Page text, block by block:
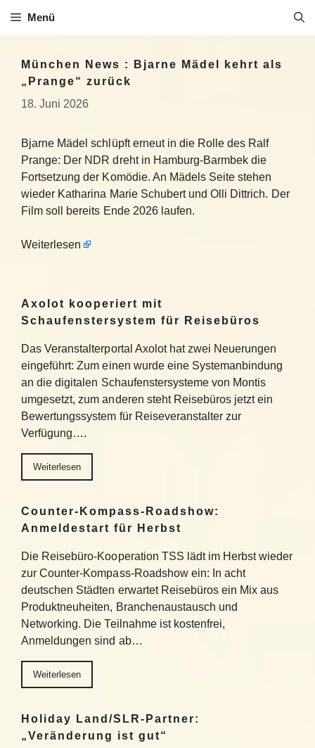
Inhalt
Menü
München News : Bjarne Mädel kehrt als
„Prange“ zurück
18. Juni 2026
Bjarne Mädel schlüpft erneut in die Rolle des Ralf
Prange: Der NDR dreht in Hamburg-Barmbek die
Fortsetzung der Komödie. An Mädels Seite stehen
wieder Katharina Marie Schubert und Olli Dittrich. Der
Film soll bereits Ende 2026 laufen.
Weiterlesen
Axolot kooperiert mit
Schaufenstersystem für Reisebüros
Das Veranstalterportal Axolot hat zwei Neuerungen
eingeführt: Zum einen wurde eine Systemanbindung
an die digitalen Schaufenstersysteme von Montis
umgesetzt, zum anderen steht Reisebüros jetzt ein
Bewertungssystem für Reiseveranstalter zur
Verfügung….
Weiterlesen
Counter-Kompass-Roadshow:
Anmeldestart für Herbst
Die Reisebüro-Kooperation TSS lädt im Herbst wieder
zur Counter-Kompass-Roadshow ein: In acht
deutschen Städten erwartet Reisebüros ein Mix aus
Produktneuheiten, Branchenaustausch und
Networking. Die Teilnahme ist kostenfrei,
Anmeldungen sind ab…
Weiterlesen
Holiday Land/SLR-Partner:
„Veränderung ist gut“